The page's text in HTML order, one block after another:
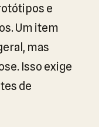
e
Um item
mas
Isso exige
de